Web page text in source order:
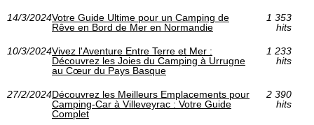
14/3/2024Votre Guide Ultime pour un Camping de
Rêve en Bord de Mer en Normandie
1 353
hits
10/3/2024Vivez l'Aventure Entre Terre et Mer :
Découvrez les Joies du Camping à Urrugne
au Cœur du Pays Basque
1 233
hits
27/2/2024Découvrez les Meilleurs Emplacements pour
Camping-Car à Villeveyrac : Votre Guide
Complet
2 390
hits